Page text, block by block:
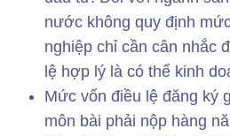
nước không quy định
nghiệp chỉ cần cân nhắc
lệ hợp lý là có thể kinh
Mức vốn điều lệ đăng ký
môn bài phải nộp hàng